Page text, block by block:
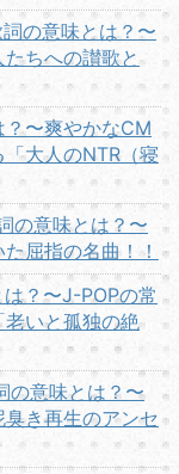
の意味とは？〜
ちへの讃歌と
〜爽やかなCM
大人のNTR（寝
の意味とは？〜
屈指の名曲！！
？〜J-POPの常
いと孤独の絶
の意味とは？〜
き再生のアンセ